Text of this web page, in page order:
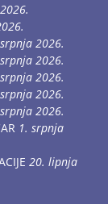
2026.
2026.
2026.
2026.
2026.
1. srpnja
20. lipnja